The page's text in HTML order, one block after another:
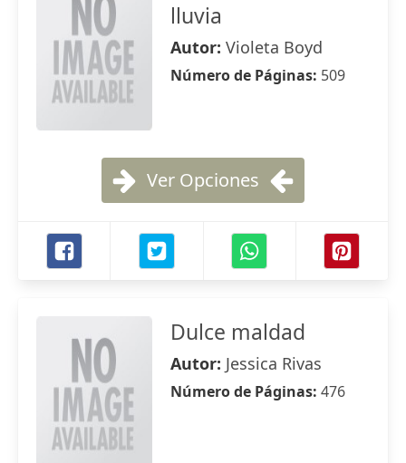
lluvia
Autor: Violeta Boyd
Número de Páginas: 509
Ver Opciones
Dulce maldad
Autor: Jessica Rivas
Número de Páginas: 476